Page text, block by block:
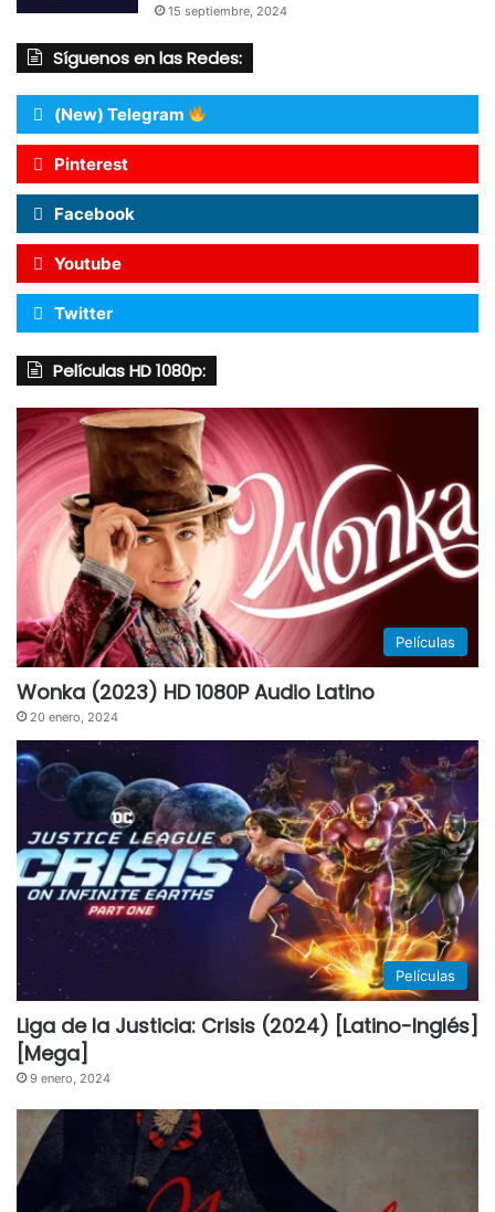
15 septiembre, 2024
Síguenos en las Redes:
(New) Telegram
Pinterest
Facebook
Youtube
Twitter
Películas HD 1080p:
Películas
Wonka (2023) HD 1080P Audio Latino
20 enero, 2024
Películas
Liga de la Justicia: Crisis (2024) [Latino-Inglés]
[Mega]
9 enero, 2024